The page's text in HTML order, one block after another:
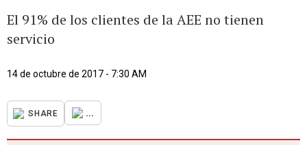
El 91% de los clientes de la AEE no tienen
servicio
14 de octubre de 2017 - 7:30 AM
SHARE ...